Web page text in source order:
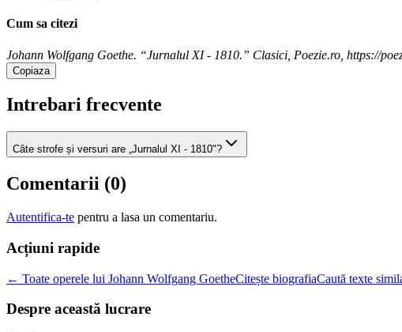
Cum sa citezi
Johann Wolfgang Goethe. “Jurnalul XI - 1810.” Clasici, Poezie.ro, https://
Copiaza
Intrebari frecvente
Câte strofe și versuri are „Jurnalul XI - 1810"?
Comentarii (0)
Autentifica-te pentru a lasa un comentariu.
Acțiuni rapide
← Toate operele lui Johann Wolfgang GoetheCitește biografiaCaută texte
Despre această lucrare